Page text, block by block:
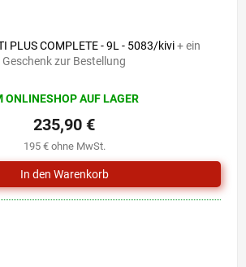
PLUS COMPLETE - 9L - 5083/kivi+ ein
Geschenk zur Bestellung
ONLINESHOP AUF LAGER
195 € ohne MwSt.
235,90 €